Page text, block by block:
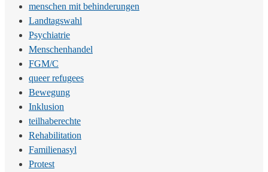
menschen mit behinderungen
Landtagswahl
Psychiatrie
Menschenhandel
FGM/C
queer refugees
Bewegung
Inklusion
teilhaberechte
Rehabilitation
Familienasyl
Protest